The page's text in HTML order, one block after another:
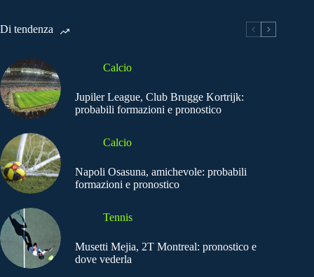
Di tendenza
Calcio
Jupiler League, Club Brugge Kortrijk:
probabili formazioni e pronostico
Calcio
Napoli Osasuna, amichevole: probabili
formazioni e pronostico
Tennis
Musetti Mejia, 2T Montreal: pronostico e
dove vederla